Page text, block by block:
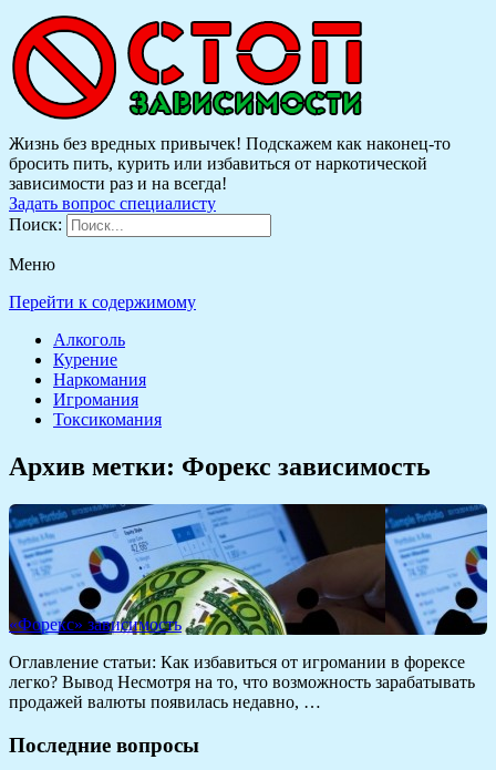
Жизнь без вредных привычек! Подскажем как наконец-то
бросить пить, курить или избавиться от наркотической
зависимости раз и на всегда!
Задать вопрос специалисту
Поиск:
Меню
Перейти к содержимому
Алкоголь
Курение
Наркомания
Игромания
Токсикомания
Архив метки: Форекс зависимость
«Форекс» зависимость
Оглавление статьи: Как избавиться от игромании в форексе
легко? Вывод Несмотря на то, что возможность зарабатывать
продажей валюты появилась недавно, …
Последние вопросы